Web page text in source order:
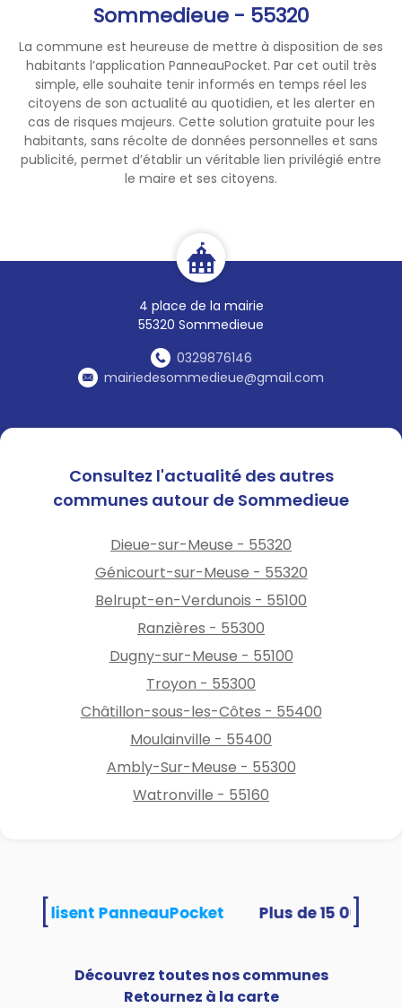
Sommedieue - 55320
La commune est heureuse de mettre à disposition de ses
habitants l’application PanneauPocket. Par cet outil très
simple, elle souhaite tenir informés en temps réel les
citoyens de son actualité au quotidien, et les alerter en
cas de risques majeurs. Cette solution gratuite pour les
habitants, sans récolte de données personnelles et sans
publicité, permet d’établir un véritable lien privilégié entre
le maire et ses citoyens.
4 place de la mairie
55320 Sommedieue
0329876146
mairiedesommedieue@gmail.com
Consultez l'actualité des autres
communes autour de Sommedieue
Dieue-sur-Meuse - 55320
Génicourt-sur-Meuse - 55320
Belrupt-en-Verdunois - 55100
Ranzières - 55300
Dugny-sur-Meuse - 55100
Troyon - 55300
Châtillon-sous-les-Côtes - 55400
Moulainville - 55400
Ambly-Sur-Meuse - 55300
Watronville - 55160
utilisent PanneauPocket
Découvrez toutes nos communes
Retournez à la carte